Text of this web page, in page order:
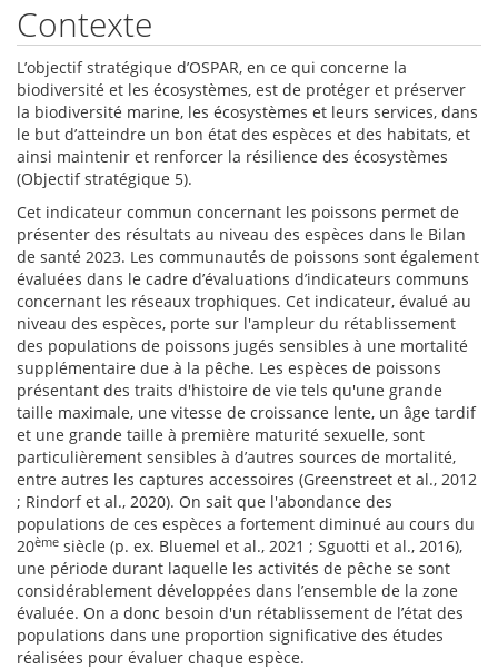
Contexte
L’objectif stratégique d’OSPAR, en ce qui concerne la
biodiversité et les écosystèmes, est de protéger et préserver
la biodiversité marine, les écosystèmes et leurs services, dans
le but d’atteindre un bon état des espèces et des habitats, et
ainsi maintenir et renforcer la résilience des écosystèmes
(Objectif stratégique 5).
Cet indicateur commun concernant les poissons permet de
présenter des résultats au niveau des espèces dans le Bilan
de santé 2023. Les communautés de poissons sont également
évaluées dans le cadre d’évaluations d’indicateurs communs
concernant les réseaux trophiques. Cet indicateur, évalué au
niveau des espèces, porte sur l'ampleur du rétablissement
des populations de poissons jugés sensibles à une mortalité
supplémentaire due à la pêche. Les espèces de poissons
présentant des traits d'histoire de vie tels qu'une grande
taille maximale, une vitesse de croissance lente, un âge tardif
et une grande taille à première maturité sexuelle, sont
particulièrement sensibles à d’autres sources de mortalité,
entre autres les captures accessoires (Greenstreet et al., 2012
; Rindorf et al., 2020). On sait que l'abondance des
populations de ces espèces a fortement diminué au cours du
20ème siècle (p. ex. Bluemel et al., 2021 ; Sguotti et al., 2016),
une période durant laquelle les activités de pêche se sont
considérablement développées dans l’ensemble de la zone
évaluée. On a donc besoin d'un rétablissement de l’état des
populations dans une proportion significative des études
réalisées pour évaluer chaque espèce.